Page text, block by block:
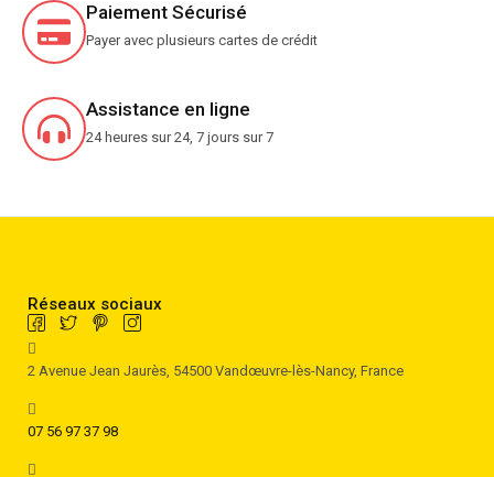
Paiement Sécurisé
Payer avec plusieurs cartes de crédit
Assistance en ligne
24 heures sur 24, 7 jours sur 7
Réseaux sociaux
2 Avenue Jean Jaurès, 54500 Vandœuvre-lès-Nancy, France
07 56 97 37 98